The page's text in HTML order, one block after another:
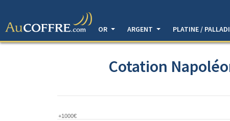
OR
ARGENT PLATINE /
Cotation
+1000€